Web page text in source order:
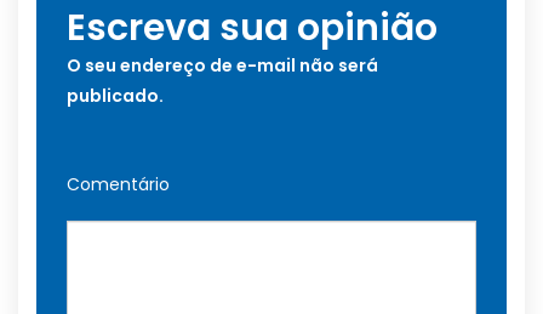
Escreva sua opinião
O seu endereço de e-mail não será
publicado.
Comentário